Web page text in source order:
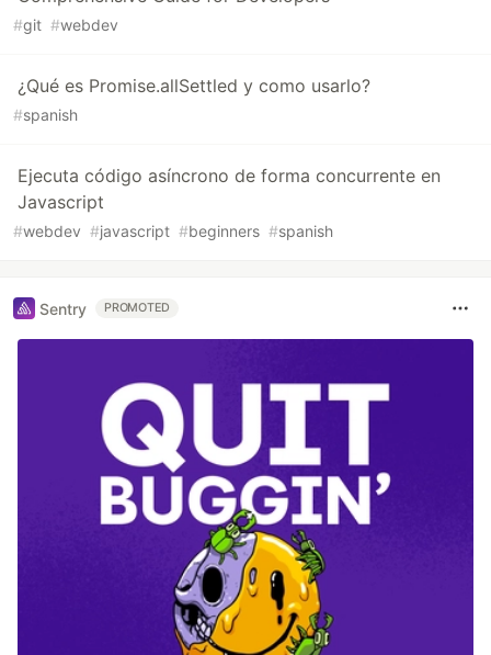
#git #webdev
¿Qué es Promise.allSettled y como usarlo?
#spanish
Ejecuta código asíncrono de forma concurrente en
Javascript
#webdev #javascript #beginners #spanish
Sentry PROMOTED